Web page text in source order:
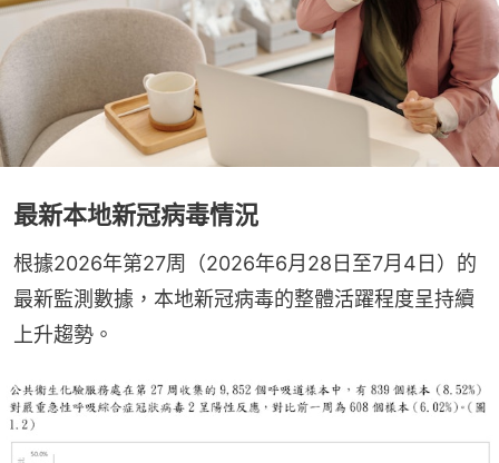
最新本地新冠病毒情況
根據2026年第27周（2026年6月28日至7月4日）的
最新監測數據，本地新冠病毒的整體活躍程度呈持續
上升趨勢。